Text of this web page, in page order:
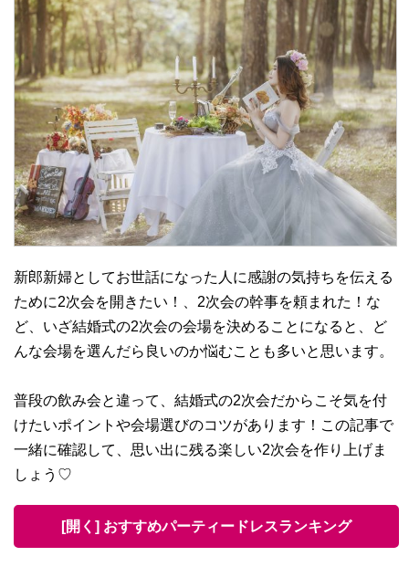
新郎新婦としてお世話になった人に感謝の気持ちを伝える
ために2次会を開きたい！、2次会の幹事を頼まれた！な
ど、いざ結婚式の2次会の会場を決めることになると、ど
んな会場を選んだら良いのか悩むことも多いと思います。
普段の飲み会と違って、結婚式の2次会だからこそ気を付
けたいポイントや会場選びのコツがあります！この記事で
一緒に確認して、思い出に残る楽しい2次会を作り上げま
しょう♡
[開く] おすすめパーティードレスランキング